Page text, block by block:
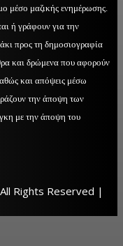
μέσο μαζικής ενημέρωσης.
ή γράφουν για την
προς τη δημοσιογραφία
και δρώμενα που αφορούν
και απόψεις μέσω
την άποψη των
με την άποψη του
Rights Reserved |